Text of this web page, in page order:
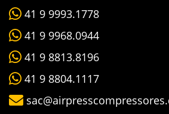
41 9 9993.1778
41 9 9968.0944
41 9 8813.8196
41 9 8804.1117